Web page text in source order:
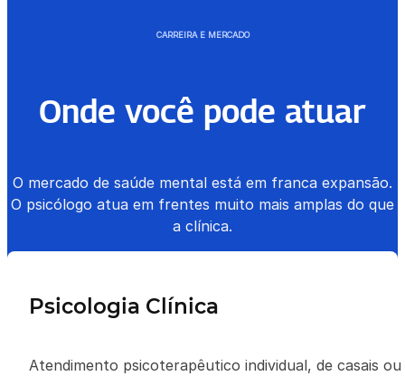
CARREIRA E MERCADO
Onde você pode atuar
O mercado de saúde mental está em franca expansão.
O psicólogo atua em frentes muito mais amplas do que
a clínica.
Psicologia Clínica
Atendimento psicoterapêutico individual, de casais ou